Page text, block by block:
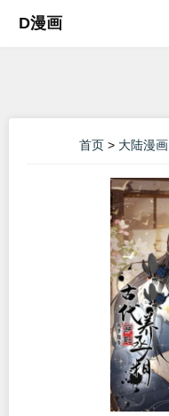
D漫画
首页 > 大陆漫画